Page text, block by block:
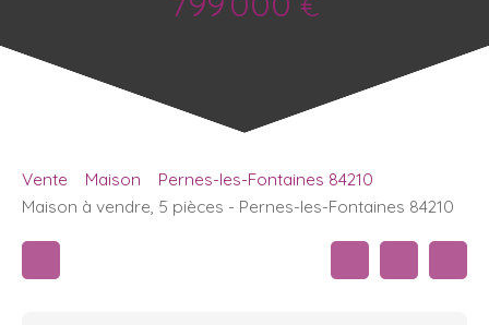
Vente Maison
Pernes-les-Fontaines 84210
Maison à vendre, 5 pièces - Pernes-les-Fontaines 84210